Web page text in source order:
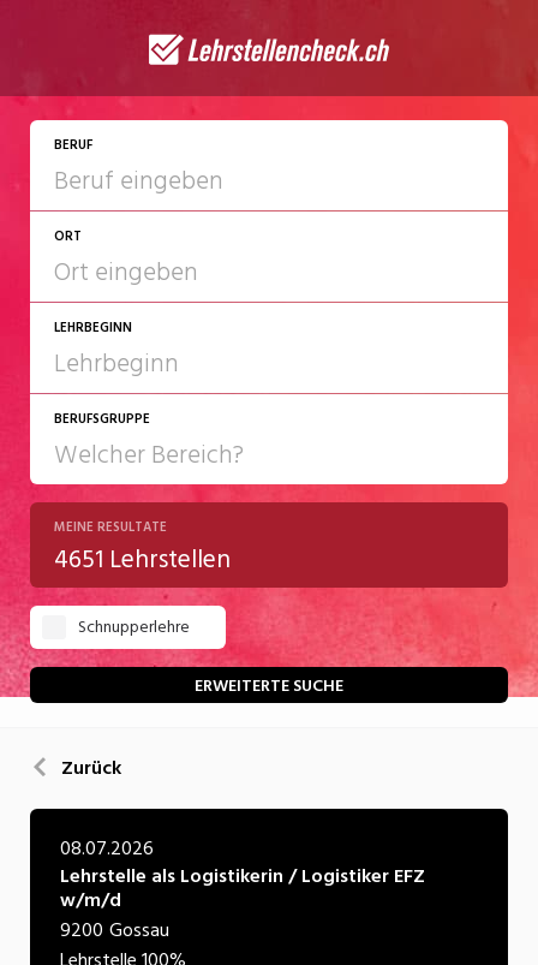
BERUF
ORT
LEHRBEGINN
2027
2028
BERUFSGRUPPE
Chemie/Pharma
Gastgewerbe
Gesundheit/Pflege/Soziales
Handwerk/Technik
Kultur
Natur
Verkehr/Logistik
MEINE RESULTATE
4651 Lehrstellen
Schnupperlehre
ERWEITERTE SUCHE
Zurück
08.07.2026
Lehrstelle als Logistikerin / Logistiker EFZ
w/m/d
9200 Gossau